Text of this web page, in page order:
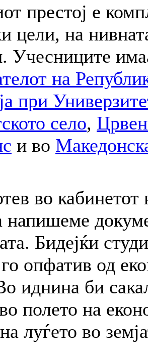
престој е
цели, на
Учесниците
на
при
село,
и во
во
напишеме
Бидејќи
опфатив од
иднина би
полето на
луѓето во